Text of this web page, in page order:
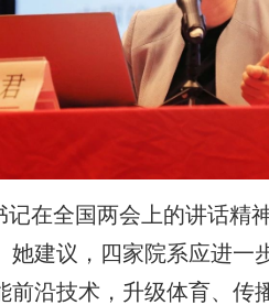
在全国两会上的讲话精
建议，四家院系应进一
沿技术，升级体育、